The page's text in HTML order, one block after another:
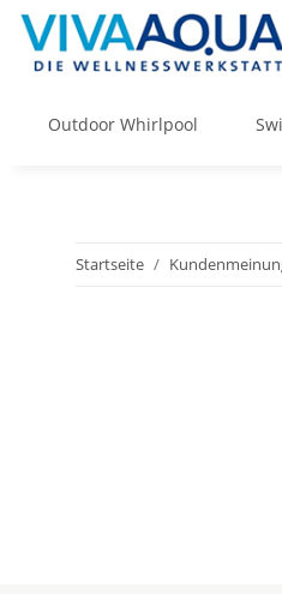
Outdoor Whirlpool
Startseite